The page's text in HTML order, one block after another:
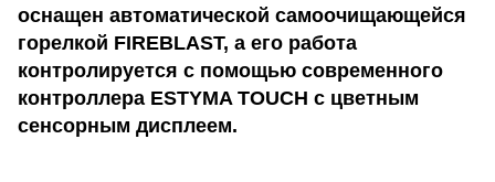
оснащен автоматической самоочищающейся
горелкой FIREBLAST, а его работа
контролируется с помощью современного
контроллера ESTYMA TOUCH с цветным
сенсорным дисплеем.